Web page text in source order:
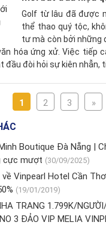
Golf từ lâu đã được
thể thao quý tộc,
tư mà còn bởi những
hóa ứng xử. Việc tiếp
đầu đòi hỏi sự kiên nhẫn,
1 2 3 »
Boutique Đà Nẵng |
cực mượt (30/09/2025)
Vinpearl Hotel Cần
(19/01/2019)
TRANG 1.799K/
3 ĐẢO VIP MELIA